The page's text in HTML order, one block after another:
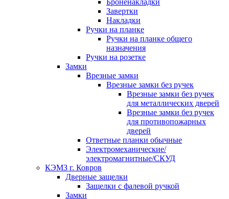
Броненакладки
Завертки
Накладки
Ручки на планке
Ручки на планке общего
назначения
Ручки на розетке
Замки
Врезные замки
Врезные замки без ручек
Врезные замки без ручек
для металлических дверей
Врезные замки без ручек
для противопожарных
дверей
Ответные планки обычные
Электромеханические/
электромагнитные/СКУД
КЭМЗ г. Ковров
Дверные защелки
Защелки с фалевой ручкой
Замки